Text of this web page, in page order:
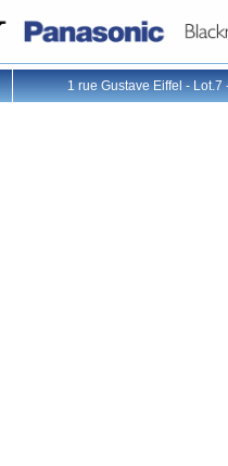
1 rue Gustave Eiffel -